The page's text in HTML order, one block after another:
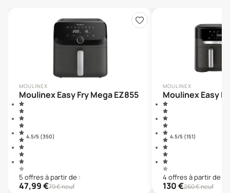
MOULINEX
Moulinex Easy Fry Mega EZ855
4.5/5 (350)
5 offresà partir de :
47,99€79€ neuf
MOULINEX
Moulinex Easy
4.5/5 (151)
4 offresà partir de :
130€260€ neuf